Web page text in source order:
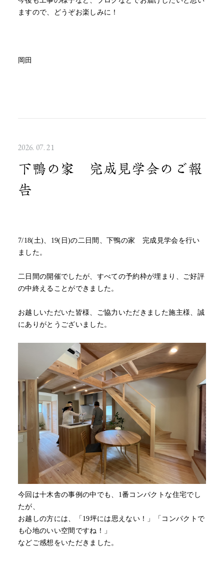
ますので、どうぞお楽しみに！
岡田
2026. 07. 21
下鴨の家 完成見学会のご報
告
7/18(土)、19(日)の二日間、下鴨の家 完成見学会を行い
ました。
二日間の開催でしたが、すべての予約枠が埋まり、ご好評
の中終えることができました。
お越しいただいた皆様、ご協力いただきました施主様、誠
にありがとうございました。
今回は十木舎の事例の中でも、1番コンパクトな住宅でし
たが、
お越しの方には、「19坪には思えない！」「コンパクトで
も心地のいい空間ですね！」
などご感想をいただきました。